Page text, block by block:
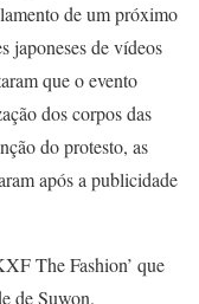
de um próximo
japoneses de vídeos
que o evento
dos corpos das
do protesto, as
após a publicidade
The Fashion’ que
de Suwon.